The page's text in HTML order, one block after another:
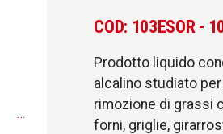
…
COD: 103ESOR -
Prodotto liquido
alcalino studiato
rimozione di grassi
forni, griglie,